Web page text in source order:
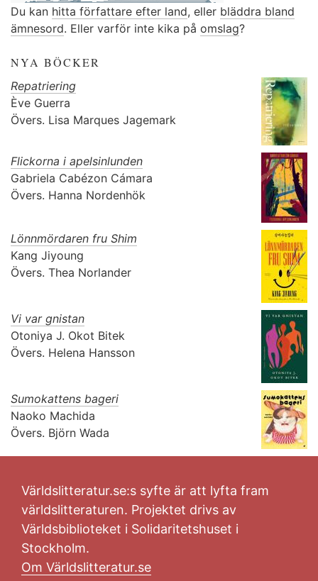
Du kan hitta författare efter land, eller bläddra bland
ämnesord. Eller varför inte kika på omslag?
NYA BÖCKER
Repatriering
Ève Guerra
Övers. Lisa Marques Jagemark
Flickorna i apelsinlunden
Gabriela Cabézon Cámara
Övers. Hanna Nordenhök
Lönnmördaren fru Shim
Kang Jiyoung
Övers. Thea Norlander
Vi var gnistan
Otoniya J. Okot Bitek
Övers. Helena Hansson
Sumokattens bageri
Naoko Machida
Övers. Björn Wada
Världslitteratur.se:s syfte är att lyfta fram
världslitteraturen. Projektet drivs av
Världsbiblioteket i Solidaritetshuset i
Stockholm.
Om Världslitteratur.se